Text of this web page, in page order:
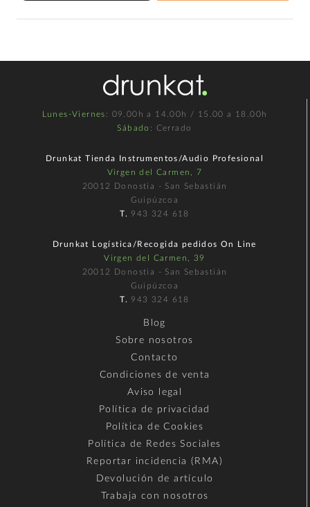
Lunes-Viernes : 09.00h a 14.00h / 15.00 a 18.00h
Sábado : Cerrado
Drunkat Tienda Instrumentos/Audio Profesional
Virgen del Carmen, 7
20012 Donostia - San Sebastián
Guipúzcoa
T. 943 324 618
Drunkat Logística/Recogida pedidos On Line
Virgen del Carmen, 39
20012 Donostia - San Sebastián
Guipúzcoa
T. 943 324 618
Blog
Sobre nosotros
Contacto
Condiciones de venta
Aviso legal
Política de privacidad
Política de Cookies
Política de Redes Sociales
Reportar incidencia (RMA)
Devolución de artículo
Trabaja con nosotros